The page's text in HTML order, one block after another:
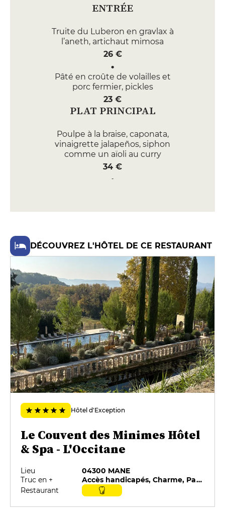
ENTRÉE
Truite du Luberon en gravlax à
l’aneth, artichaut mimosa
26 €
Pâté en croûte de volailles et
porc fermier, pickles
23 €
PLAT PRINCIPAL
Poulpe à la braise, caponata,
vinaigrette jalapeños, siphon
comme un aïoli au curry
34 €
miso
Les pâtisseries
FORMULES
Menu Déjeuner
38 €
DÉCOUVREZ L'HÔTEL DE CE RESTAURANT
Hôtel d'Exception
Le Couvent des Minimes Hôtel
& Spa - L'Occitane
Lieu
04300 MANE
Truc en +
Accès handicapés, Charme, Parking privé, Piscine, Restaurant sélectionné par G&M, Restauration sur place
Restaurant